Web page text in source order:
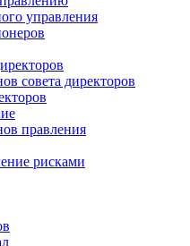
управления
совета директоров
правления
рисками